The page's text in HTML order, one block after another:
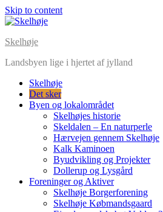
Skip to content
Skelhøje
Landsbyen lige i hjertet af jylland
Skelhøje
Det sker
Byen og lokalområdet
Skelhøjes historie
Skeldalen – En naturperle
Hærvejen gennem Skelhøje
Kalk Kaminoen
Byudvikling og Projekter
Dollerup og Lysgård
Foreninger og Aktiver
Skelhøje Borgerforening
Skelhøje Købmandsgaard